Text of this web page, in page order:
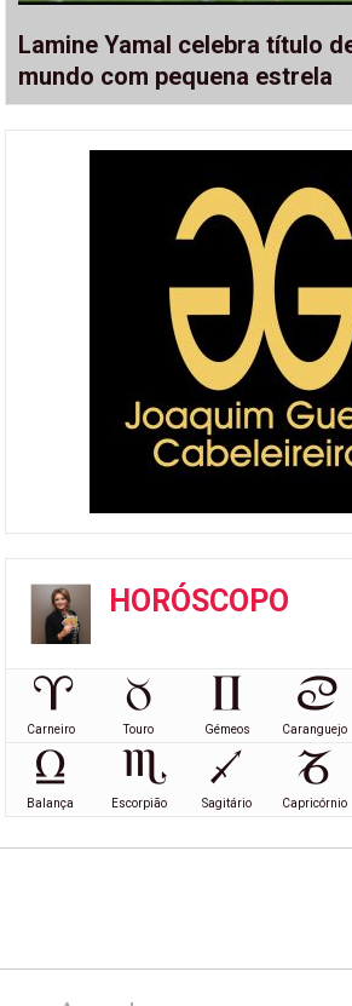
Lamine Yamal celebra título
mundo com pequena estrela
HORÓSCOPO
Carneiro Touro Gémeos Caranguejo
Balança Escorpião Sagitário Capricórnio